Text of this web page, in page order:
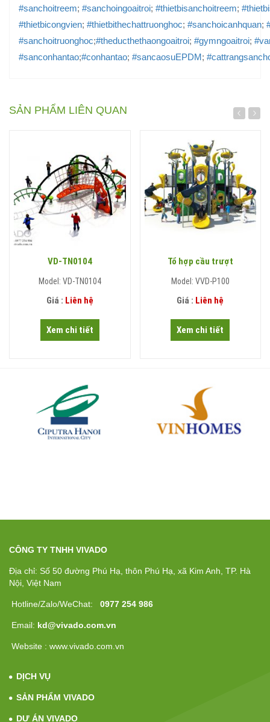
#sanchoitreem; #sanchoingoaitroi; #thietbisanchoitreem;
#thietbicongvien; #thietbithechattruonghoc; #sanchoicanhquan;
#sanchoitruonghoc;#theducthethaongoaitroi; #gymngoaitroi;
#sanconhantao;#conhantao; #sancaosuEPDM;
SẢN PHẨM LIÊN QUAN
VD-TN0104
Model: VD-TN0104
Giá : Liên hệ
Xem chi tiết
Tổ hợp cầu trượt
Model: VVD-P100
Giá : Liên hệ
Xem chi tiết
CÔNG TY TNHH VIVADO
Địa chỉ: Số 50 đường Phú Hạ, thôn Phú Hạ, xã Kim Anh, TP. Hà
Nội, Việt Nam
Hotline/Zalo/WeChat: 0977 254 986
Email: kd@vivado.com.vn
Website : www.vivado.com.vn
DỊCH VỤ
SẢN PHẨM VIVADO
DỰ ÁN VIVADO